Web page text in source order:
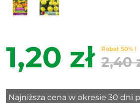
1,20 zł Rabat 50% !
2,40
Najniższa cena w okresie 30 dni